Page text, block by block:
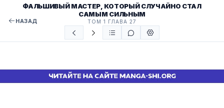
НАЗАД
ФАЛЬШИВЫЙ МАСТЕР, КОТОРЫЙ СЛУЧАЙНО СТАЛ
САМЫМ СИЛЬНЫМ
ТОМ 1 ГЛАВА 27